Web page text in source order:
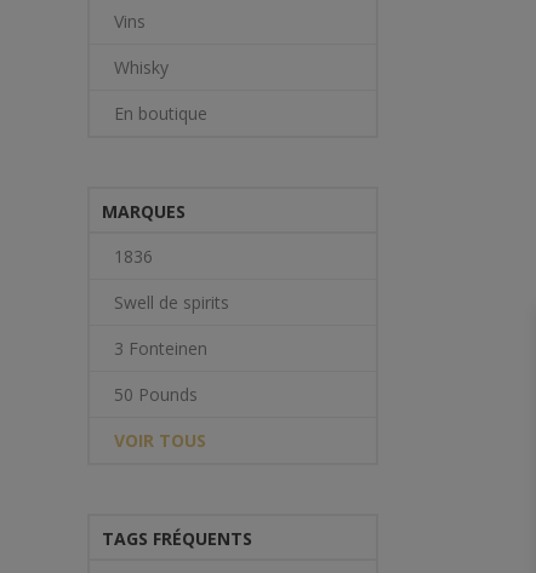
Vins
Whisky
En boutique
MARQUES
1836
Swell de spirits
3 Fonteinen
50 Pounds
VOIR TOUS
TAGS FRÉQUENTS